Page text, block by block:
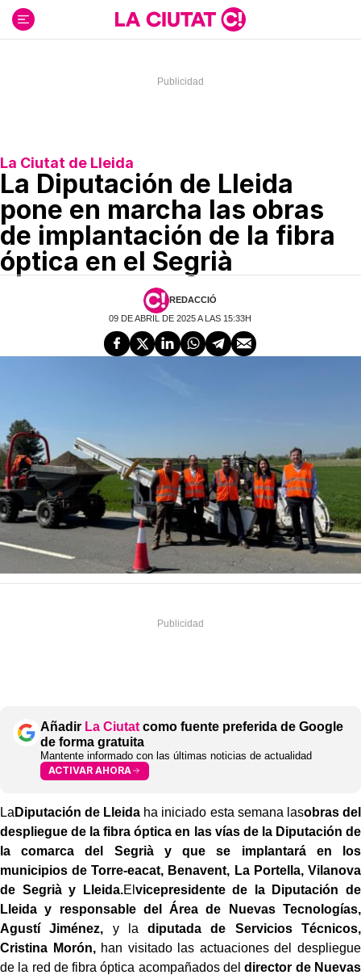
contenido
La Ciutat de Lleida
La Diputación de Lleida
pone en marcha las obras
de implantación de la fibra
óptica en el Segrià
REDACCIÓ
09 DE ABRIL DE 2025 A LAS 15:33H
Añadir La Ciutat como fuente preferida de Google
de forma gratuita
Mantente informado con las últimas noticias de actualidad
ACTIVAR AHORA
La Diputación de Lleida ha iniciado esta semana lasobras del
despliegue de la fibra óptica en las vías de la Diputación de
la comarca del Segrià y que se implantará en los
municipios de Torre-eacat, Benavent, La Portella, Vilanova
de Segrià y Lleida.El vicepresidente de la Diputación de
Lleida y responsable del Área de Nuevas Tecnologías,
Agustí Jiménez, y ladiputada de Servicios Técnicos,
Cristina Morón,han visitado las actuaciones del despliegue
de la red de fibra óptica acompañados deldirector de Nuevas